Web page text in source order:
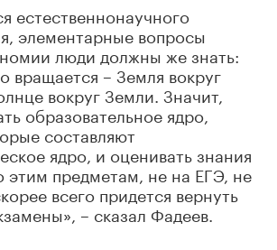
естественнонаучного
элементарные вопросы
люди должны же знать:
вращается – Земля вокруг
вокруг Земли. Значит,
образовательное ядро,
составляют
ядро, и оценивать знания
этим предметам, не на ЕГЭ, не
всего придется вернуть
– сказал Фадеев.